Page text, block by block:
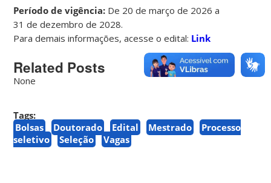
Período de vigência: De 20 de março de 2026 a
31 de dezembro de 2028.
Para demais informações, acesse o edital: Link
Related Posts
None
Tags:
Bolsas
Doutorado Edital Mestrado
Processo
seletivo
Seleção Vagas